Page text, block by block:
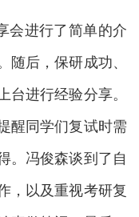
会进行了简单的介
随后，保研成功、
台进行经验分享。
醒同学们复试时需
。冯俊森谈到了自
，以及重视考研复